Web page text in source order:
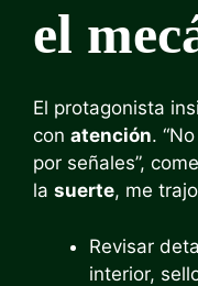
el
El protagonista
con atención.
por señales”,
la suerte, me
Revisar
interior,